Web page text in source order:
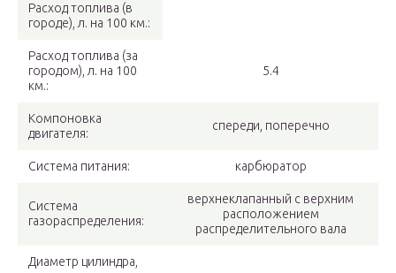
Расход топлива (в
городе), л. на 100 км.:
Расход топлива (за
городом), л. на 100
км.:
5.4
Компоновка
двигателя:
спереди, поперечно
Система питания: карбюратор
Система
газораспределения:
верхнеклапанный с верхним
расположением
распределительного вала
Диaметр цилиндра,